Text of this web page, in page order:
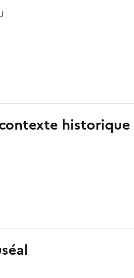
historique